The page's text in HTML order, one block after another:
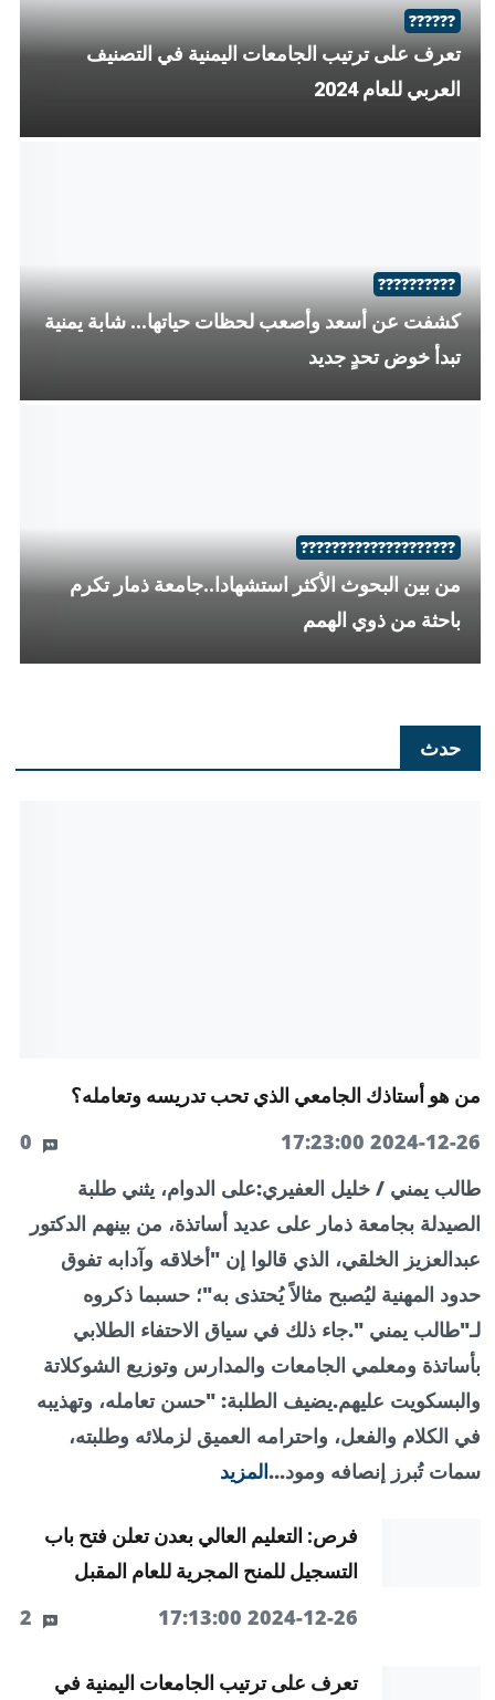
??????????
شابة يمنية تجد فرصتها في التعلم الذاتي
??????
من هو أستاذك الجامعي الذي تحب تدريسه وتعامله؟
??????????
معلمة يمنية تلهم فتيات الريف
حدث
من هو أستاذك الجامعي الذي تحب تدريسه وتعامله؟
2024-12-26 17:23:00
طالب يمني / خليل العفيري:على الدوام، يثني طلبة
الصيدلة بجامعة ذمار على عديد أساتذة، من بينهم الدكتور
عبدالعزيز الخلقي، الذي قالوا إن "أخلاقه وآدابه تفوق
حدود المهنية ليُصبح مثالاً يُحتذى به"؛ حسبما ذكروه
لـ"طالب يمني ".جاء ذلك في سياق الاحتفاء الطلابي
بأساتذة ومعلمي الجامعات والمدارس وتوزيع الشوكلاتة
والبسكويت عليهم.يضيف الطلبة: "حسن تعامله، وتهذيبه
في الكلام والفعل، واحترامه العميق لزملائه وطلبته،
سمات تُبرز إنصافه ومود...المزيد
فرص: التعليم العالي بعدن تعلن فتح باب
التسجيل للمنح المجرية للعام المقبل
2024-12-26 17:13:00
تعرف على ترتيب الجامعات اليمنية في